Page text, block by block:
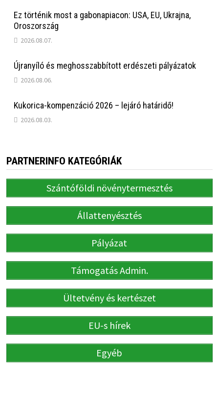
Ez történik most a gabonapiacon: USA, EU, Ukrajna,
Oroszország
2026.08.07.
Újranyíló és meghosszabbított erdészeti pályázatok
2026.08.06.
Kukorica-kompenzáció 2026 – lejáró határidő!
2026.08.03.
PARTNERINFO KATEGÓRIÁK
Szántóföldi növénytermesztés
Állattenyésztés
Pályázat
Támogatás Admin.
Ültetvény és kertészet
EU-s hírek
Egyéb